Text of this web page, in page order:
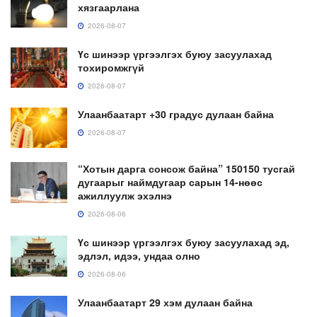
хязгаарлана
2026-08-07
Үс шинээр үргээлгэх буюу засуулахад
тохиромжгүй
2026-08-07
Улаанбаатарт +30 градус дулаан байна
2026-08-07
“Хотын дарга сонсож байна” 150150 тусгай
дугаарыг наймдугаар сарын 14-нөөс
ажиллуулж эхэлнэ
2026-08-06
Үс шинээр үргээлгэх буюу засуулахад эд,
эдлэл, идээ, ундаа олно
2026-08-06
Улаанбаатарт 29 хэм дулаан байна